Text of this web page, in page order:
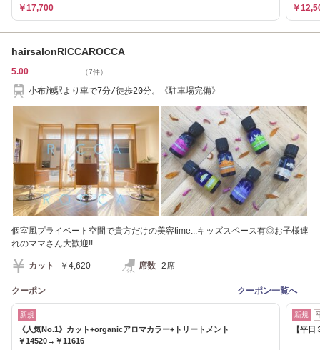
￥17,700 ￥
hairsalonRICCAROCCA
5.00 （7件）
小布施駅より車で7分/徒歩20分。《駐車場完備》
個室風プライベート空間で貴方だけの美容time...キッズスペース有◎お子様連
れのママさん大歓迎!!
カット ￥4,620 席数 2席
クーポン クーポン一覧へ
新規
《人気No.1》カット+organicアロマカラー+トリートメント
￥14520→￥11616
新規
【平